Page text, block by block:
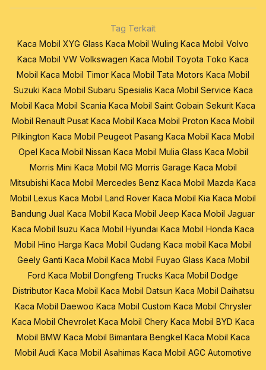
Tag Terkait
Kaca Mobil XYG Glass Kaca Mobil Wuling Kaca Mobil Volvo
Kaca Mobil VW Volkswagen Kaca Mobil Toyota Toko Kaca
Mobil Kaca Mobil Timor Kaca Mobil Tata Motors Kaca Mobil
Suzuki Kaca Mobil Subaru Spesialis Kaca Mobil Service Kaca
Mobil Kaca Mobil Scania Kaca Mobil Saint Gobain Sekurit Kaca
Mobil Renault Pusat Kaca Mobil Kaca Mobil Proton Kaca Mobil
Pilkington Kaca Mobil Peugeot Pasang Kaca Mobil Kaca Mobil
Opel Kaca Mobil Nissan Kaca Mobil Mulia Glass Kaca Mobil
Morris Mini Kaca Mobil MG Morris Garage Kaca Mobil
Mitsubishi Kaca Mobil Mercedes Benz Kaca Mobil Mazda Kaca
Mobil Lexus Kaca Mobil Land Rover Kaca Mobil Kia Kaca Mobil
Bandung Jual Kaca Mobil Kaca Mobil Jeep Kaca Mobil Jaguar
Kaca Mobil Isuzu Kaca Mobil Hyundai Kaca Mobil Honda Kaca
Mobil Hino Harga Kaca Mobil Gudang Kaca mobil Kaca Mobil
Geely Ganti Kaca Mobil Kaca Mobil Fuyao Glass Kaca Mobil
Ford Kaca Mobil Dongfeng Trucks Kaca Mobil Dodge
Distributor Kaca Mobil Kaca Mobil Datsun Kaca Mobil Daihatsu
Kaca Mobil Daewoo Kaca Mobil Custom Kaca Mobil Chrysler
Kaca Mobil Chevrolet Kaca Mobil Chery Kaca Mobil BYD Kaca
Mobil BMW Kaca Mobil Bimantara Bengkel Kaca Mobil Kaca
Mobil Audi Kaca Mobil Asahimas Kaca Mobil AGC Automotive